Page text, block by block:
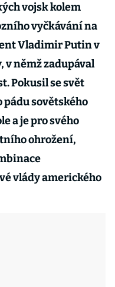
vojsk kolem
vyčkávání na
Vladimir Putin v
v němž zadupával
Pokusil se svět
pádu sovětského
a je pro svého
ohrožení,
vlády amerického